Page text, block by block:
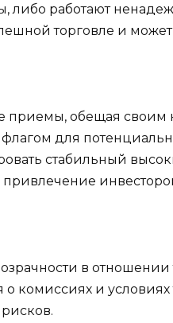
работают
торговле и
приемы, обещая
для
стабильный
в
комиссиях и